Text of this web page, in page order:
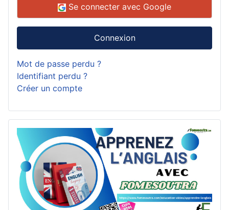
Se connecter avec Google
Connexion
Mot de passe perdu ?
Identifiant perdu ?
Créer un compte